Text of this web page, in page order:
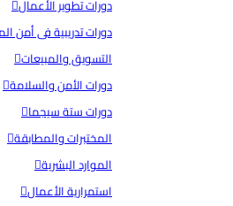
دورات تطوير الأعمال
دورات تدريبية فى أمن
التسويق والمبيعات
دورات الأمن والسلامة
دورات ستة سيجما
المختبرات والمطابقة
الموارد البشرية
استمرارية الأعمال